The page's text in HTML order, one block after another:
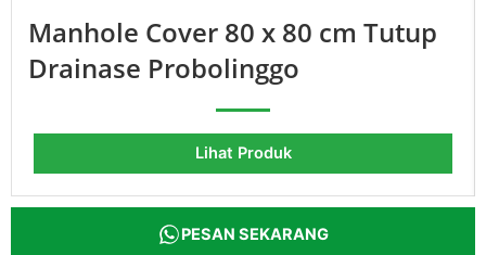
Manhole Cover 80 x 80 cm Tutup
Drainase Probolinggo
Lihat Produk
PESAN SEKARANG